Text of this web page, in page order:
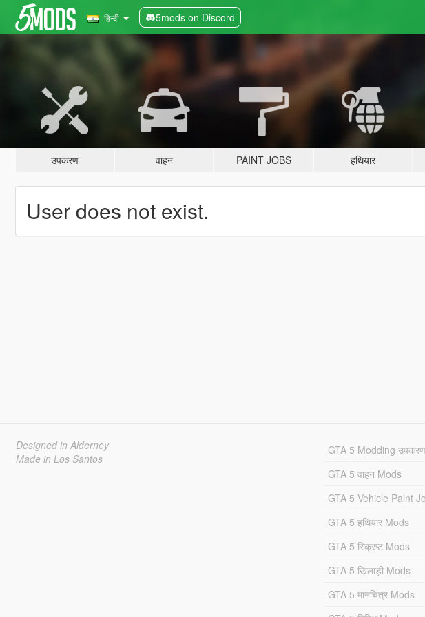
हिन्दी 5mods on Discord
उपकरण वाहन PAINT JOBS हथियार
User does not exist.
Designed in Alderney
Made in Los Santos
GTA 5 Modding उपकरण
GTA 5 वाहन Mods
GTA 5 Vehicle Paint
GTA 5 हथियार Mods
GTA 5 स्क्रिप्ट Mods
GTA 5 खिलाड़ी Mods
GTA 5 मानचित्र Mods